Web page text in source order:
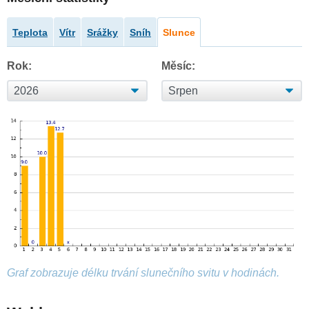
Teplota Vítr Srážky Sníh Slunce
Rok: Měsíc:
Graf zobrazuje délku trvání slunečního svitu v hodinách.